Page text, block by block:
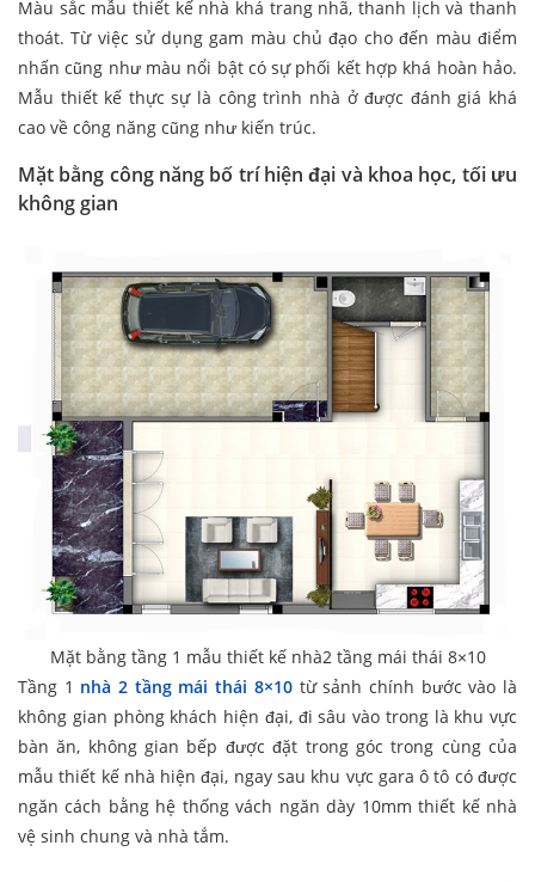
Màu sắc mẫu thiết kế nhà khá trang nhã, thanh lịch và thanh
thoát. Từ việc sử dụng gam màu chủ đạo cho đến màu điểm
nhấn cũng như màu nổi bật có sự phối kết hợp khá hoàn hảo.
Mẫu thiết kế thực sự là công trình nhà ở được đánh giá khá
cao về công năng cũng như kiến trúc.
Mặt bằng công năng bố trí hiện đại và khoa học, tối ưu
không gian
Mặt bằng tầng 1 mẫu thiết kế nhà2 tầng mái thái 8×10
Tầng 1 nhà 2 tầng mái thái 8×10từ sảnh chính bước vào là
không gian phòng khách hiện đại, đi sâu vào trong là khu vực
bàn ăn, không gian bếp được đặt trong góc trong cùng của
mẫu thiết kế nhà hiện đại, ngay sau khu vực gara ô tô có được
ngăn cách bằng hệ thống vách ngăn dày 10mm thiết kế nhà
vệ sinh chung và nhà tắm.